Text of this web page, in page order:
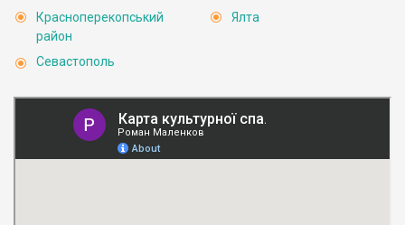
Красноперекопський
район
Севастополь
Ялта